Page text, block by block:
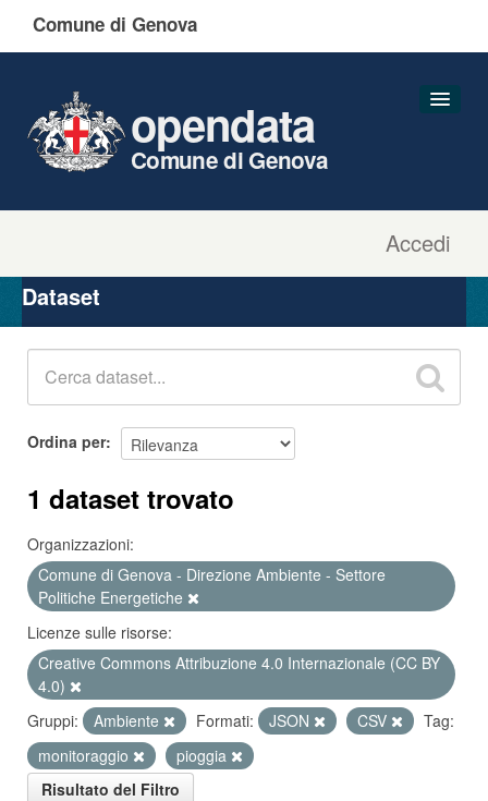
Comune di Genova
Accedi
opendata
Comune di Genova
Organizzazioni
Gruppi
Dataset
Ordina per
1 dataset trovato
Organizzazioni:
Comune di Genova - Direzione Ambiente - Settore
Politiche Energetiche
Licenze sulle risorse:
Creative Commons Attribuzione 4.0 Internazionale (CC BY
4.0)
Gruppi:
Ambiente Formati: JSON CSV
Tag:
monitoraggio
pioggia
Risultato del Filtro